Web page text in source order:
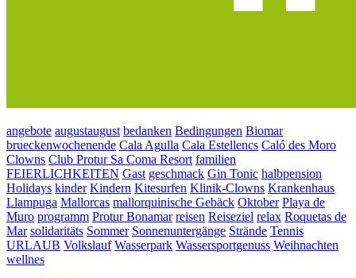
angebote augustaugust bedanken Bedingungen Biomar
brueckenwochenende Cala Agulla Cala Estellencs Caló des Moro
Clowns Club Protur Sa Coma Resort familien
FEIERLICHKEITEN Gast geschmack Gin Tonic halbpension
Holidays kinder Kindern Kitesurfen Klinik-Clowns Krankenhaus
Llampuga Mallorcas mallorquinische Gebäck Oktober Playa de
Muro programm Protur Bonamar reisen Reiseziel relax Roquetas de
Mar solidaritäts Sommer Sonnenuntergänge Strände Tennis
URLAUB Volkslauf Wasserpark Wassersportgenuss Weihnachten
wellnes